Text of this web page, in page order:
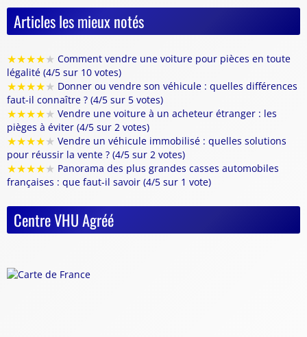
Articles les mieux notés
★★★★★ Comment vendre une voiture pour pièces en toute
légalité (4/5 sur 10 votes)
★★★★★ Donner ou vendre son véhicule : quelles différences
faut-il connaître ? (4/5 sur 5 votes)
★★★★★ Vendre une voiture à un acheteur étranger : les
pièges à éviter (4/5 sur 2 votes)
★★★★★ Vendre un véhicule immobilisé : quelles solutions
pour réussir la vente ? (4/5 sur 2 votes)
★★★★★ Panorama des plus grandes casses automobiles
françaises : que faut-il savoir (4/5 sur 1 vote)
Centre VHU Agréé